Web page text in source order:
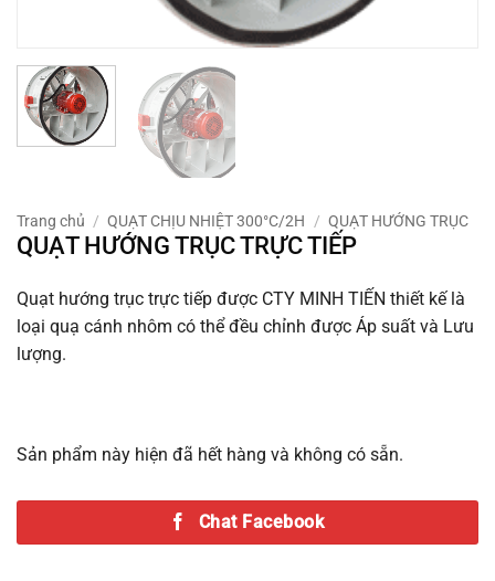
Trang chủ / QUẠT CHỊU NHIỆT 300°C/2H / QUẠT HƯỚNG TRỤC
QUẠT HƯỚNG TRỤC TRỰC TIẾP
Quạt hướng trục trực tiếp được CTY MINH TIẾN thiết kế là
loại quạ cánh nhôm có thể đều chỉnh được Áp suất và Lưu
lượng.
Sản phẩm này hiện đã hết hàng và không có sẵn.
Chat Facebook